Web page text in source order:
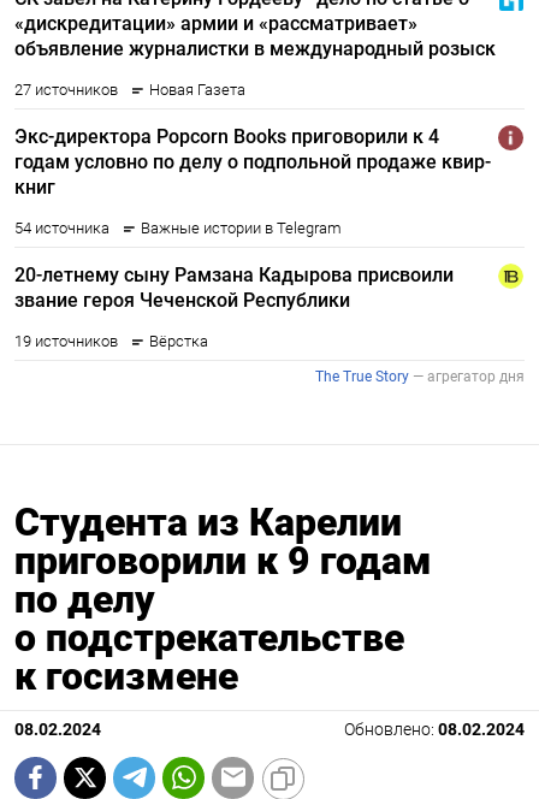
Студента из Карелии
приговорили к 9 годам
по делу
о подстрекательстве
к госизмене
08.02.2024 Обновлено: 08.02.2024